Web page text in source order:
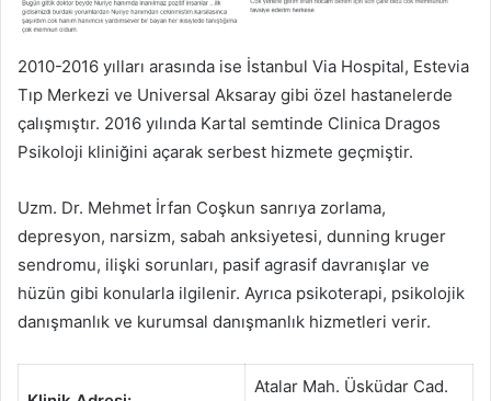
2010-2016 yılları arasında ise İstanbul Via Hospital, Estevia
Tıp Merkezi ve Universal Aksaray gibi özel hastanelerde
çalışmıştır. 2016 yılında Kartal semtinde Clinica Dragos
Psikoloji kliniğini açarak serbest hizmete geçmiştir.
Uzm. Dr. Mehmet İrfan Coşkun sanrıya zorlama,
depresyon, narsizm, sabah anksiyetesi, dunning kruger
sendromu, ilişki sorunları, pasif agrasif davranışlar ve
hüzün gibi konularla ilgilenir. Ayrıca psikoterapi, psikolojik
danışmanlık ve kurumsal danışmanlık hizmetleri verir.
Atalar Mah. Üsküdar Cad.